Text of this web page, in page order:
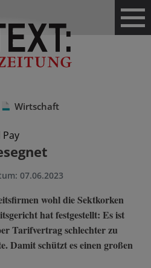
Wirtschaft
Pay
07.06.2023
wohl die Sektkorken
hat festgestellt: Es ist
Tarifvertrag schlechter zu
Damit schützt es einen großen